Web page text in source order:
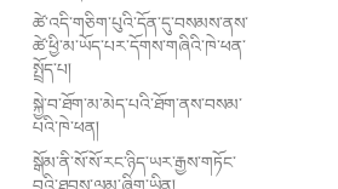
ཚེ་འདི་གཅིག་པུའི་དོན་དུ་བསམས་ནས་
ཚེ་ཕྱི་མ་ཡོད་པར་དོགས་གཞིའི་ཁེ་ཕན་
སྤྲོད་པ།
སྐྱེ་བ་ཐོག་མ་མེད་པའི་ཐོག་ནས་བསམ་
པའི་ཁེ་ཕན།
སྒོམ་ནི་སོ་སོ་རང་ཉིད་ཡར་རྒྱས་གཏོང་